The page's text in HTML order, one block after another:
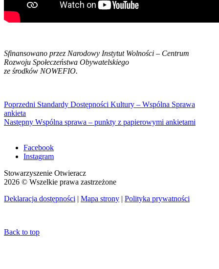
Sfinansowano przez Narodowy Instytut Wolności – Centrum
Rozwoju Społeczeństwa Obywatelskiego
ze środków NOWEFIO.
Nawigacja
wpisu
Poprzedni Previous
Standardy Dostępności Kultury – Wspólna Sprawa
ankieta
Następny Next
Wspólna sprawa – punkty z papierowymi ankietami
Facebook
Instagram
Stowarzyszenie Otwieracz
2026 © Wszelkie prawa zastrzeżone
Deklaracja dostępności | Mapa strony | Polityka prywatności
Back to top